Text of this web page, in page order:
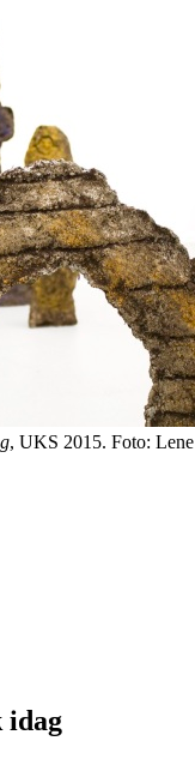
, UKS 2015. Foto:
idag